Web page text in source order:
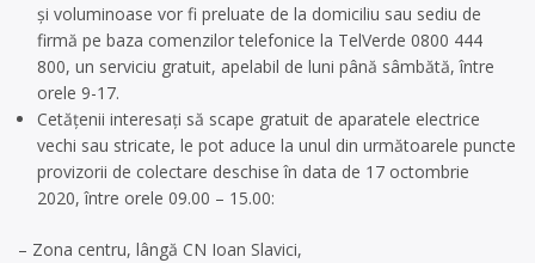
și voluminoase vor fi preluate de la domiciliu sau sediu de
firmă pe baza comenzilor telefonice la TelVerde 0800 444
800, un serviciu gratuit, apelabil de luni până sâmbătă, între
orele 9-17.
Cetățenii interesați să scape gratuit de aparatele electrice
vechi sau stricate, le pot aduce la unul din următoarele puncte
provizorii de colectare deschise în data de 17 octombrie
2020, între orele 09.00 – 15.00:
– Zona centru, lângă CN Ioan Slavici,